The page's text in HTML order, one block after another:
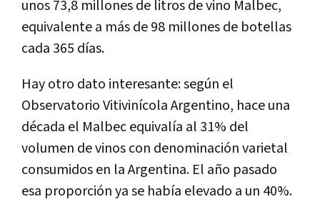
unos 73,8 millones de litros de vino Malbec,
equivalente a más de 98 millones de botellas
cada 365 días.
Hay otro dato interesante: según el
Observatorio Vitivinícola Argentino, hace una
década el Malbec equivalía al 31% del
volumen de vinos con denominación varietal
consumidos en la Argentina. El año pasado
esa proporción ya se había elevado a un 40%.